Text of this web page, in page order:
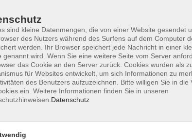
sind kleine Datenmengen, die von einer Website gesendet
des Nutzers während des Surfens auf dem Computer
werden. Ihr Browser speichert jede Nachricht in einer
genannt wird. Wenn Sie eine weitere Seite vom Server
das Cookie an den Server zurück. Cookies wurden als
für Websites entwickelt, um sich Informationen zu
des Benutzers aufzuzeichnen. Bitte willigen Sie in die
ein. Weitere Informationen finden Sie in unseren
Datenschutz